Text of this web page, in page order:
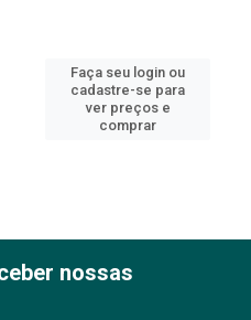
Faça seu login ou
cadastre-se para
ver preços e
comprar
nossas